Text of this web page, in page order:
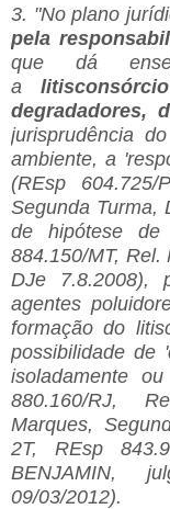
3. "No plano
pela
que dá
a
degradadores,
jurisprudência
ambiente, a
(REsp
Segunda Turma,
de hipótese de
884.150/MT, Rel.
DJe 7.8.2008),
agentes
formação do
possibilidade de
isoladamente
880.160/RJ,
Marques,
2T, REsp
BENJAMIN,
09/03/2012).